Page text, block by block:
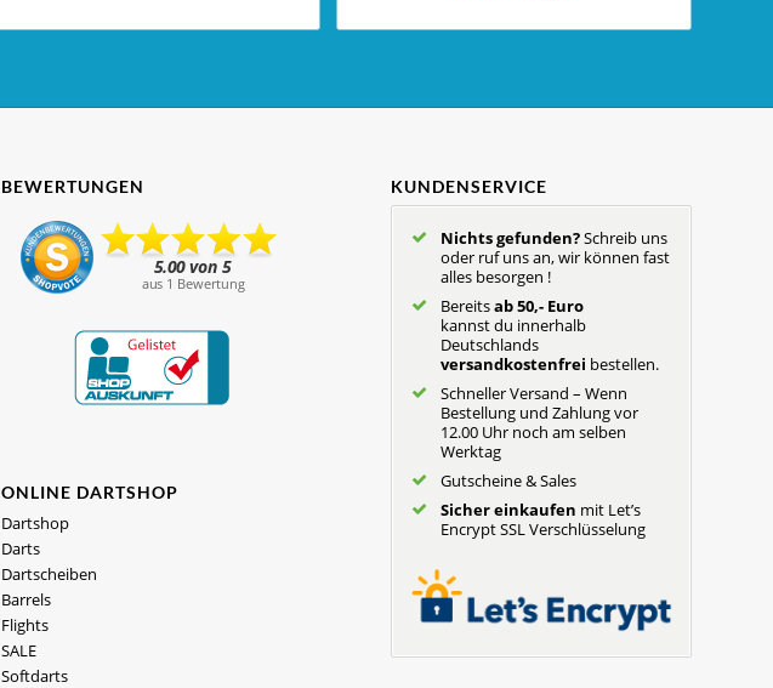
BEWERTUNGEN
ONLINE DARTSHOP
Dartshop
Darts
Dartscheiben
Barrels
Flights
SALE
Softdarts
KUNDENSERVICE
Nichts gefunden?Schreib uns
oder ruf uns an, wir können fast
alles besorgen !
Bereitsab 50,- Euro
kannst du innerhalb
Deutschlands
versandkostenfrei bestellen.
Schneller Versand – Wenn
Bestellung und Zahlung vor
12.00 Uhr noch am selben
Werktag
Gutscheine & Sales
Sicher einkaufen mit Let’s
Encrypt SSL Verschlüsselung